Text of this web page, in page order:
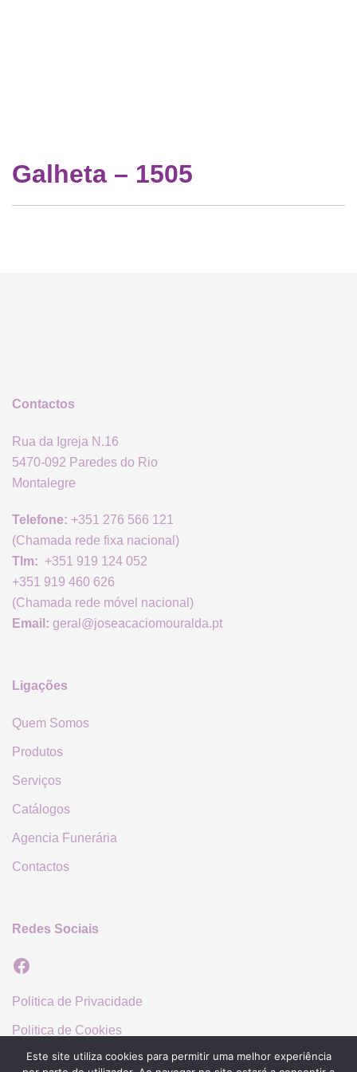
Galheta – 1505
Contactos
Rua da Igreja N.16
5470-092 Paredes do Rio
Montalegre
Telefone: +351 276 566 121
(Chamada rede fixa nacional)
Tlm: +351 919 124 052
+351 919 460 626
(Chamada rede móvel nacional)
Email: geral@joseacaciomouralda.pt
Ligações
Quem Somos
Produtos
Serviços
Catálogos
Agencia Funerária
Contactos
Redes Sociais
Facebook
Politica de Privacidade
Politica de Cookies
Este site utiliza cookies para permitir uma melhor experiência